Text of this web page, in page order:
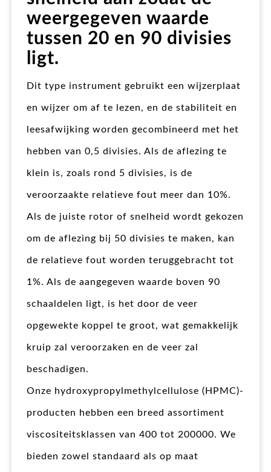
weergegeven waarde
tussen 20 en 90 divisies
ligt.
Dit type instrument gebruikt een wijzerplaat
en wijzer om af te lezen, en de stabiliteit en
leesafwijking worden gecombineerd met het
hebben van 0,5 divisies. Als de aflezing te
klein is, zoals rond 5 divisies, is de
veroorzaakte relatieve fout meer dan 10%.
Als de juiste rotor of snelheid wordt gekozen
om de aflezing bij 50 divisies te maken, kan
de relatieve fout worden teruggebracht tot
1%. Als de aangegeven waarde boven 90
schaaldelen ligt, is het door de veer
opgewekte koppel te groot, wat gemakkelijk
kruip zal veroorzaken en de veer zal
beschadigen.
Onze hydroxypropylmethylcellulose (HPMC)-
producten hebben een breed assortiment
viscositeitsklassen van 400 tot 200000. We
bieden zowel standaard als op maat